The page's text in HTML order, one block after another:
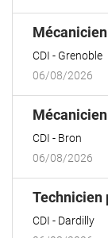
CDI
Grenoble
06/08/2026
CDI
Bron
06/08/2026
Technicien
CDI
Dardilly